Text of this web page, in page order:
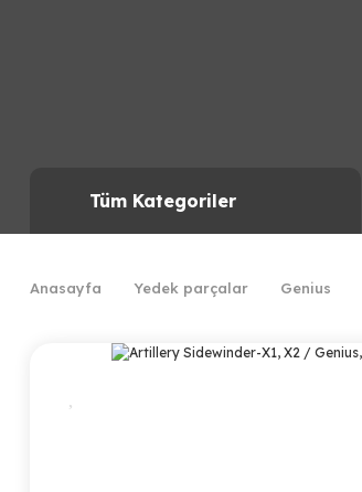
Tüm Kategoriler
Anasayfa Yedek parçalar Genius